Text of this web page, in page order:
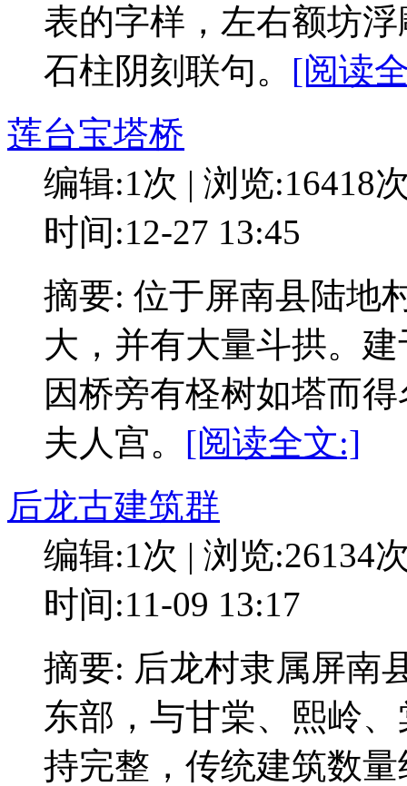
表的字样，左右额坊
石柱阴刻联句。 [阅读
莲台宝塔桥
编辑:1次 | 浏览:16418
时间:12-27 13:45
摘要: 位于屏南县陆地
大，并有大量斗拱。
因桥旁有柽树如塔而
夫人宫。 [阅读全文:]
后龙古建筑群
编辑:1次 | 浏览:26134
时间:11-09 13:17
摘要: 后龙村隶属屏南
东部，与甘棠、熙岭
持完整，传统建筑数